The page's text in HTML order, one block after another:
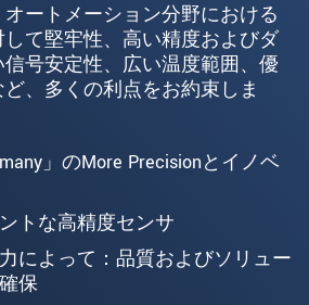
ートメーション分野における
て堅牢性、高い精度およびダ
号安定性、広い温度範囲、優
、多くの利点をお約束しま
」のMore Precisionとイノベ
トな高精度センサ
によって：品質およびソリュー
保